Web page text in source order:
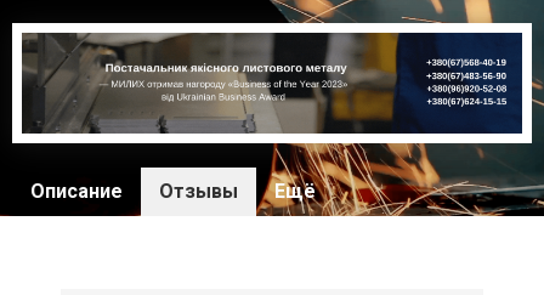
Описание Отзывы Ещё